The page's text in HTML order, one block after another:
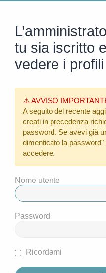
tu sia iscritto
vedere i
⚠️ AVVISO
A seguito del recente
creati in precedenza
password. Se avevi già
dimenticato la password"
accedere.
Nome utente
Password
Ricordami